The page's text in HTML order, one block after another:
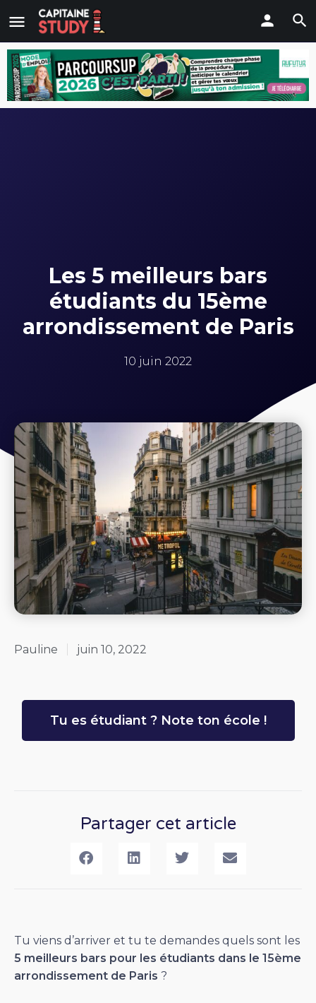
Les 5 meilleurs bars
étudiants du 15ème
arrondissement de Paris
10 juin 2022
Pauline juin 10, 2022
Tu es étudiant ? Note ton école !
Partager cet article
Tu viens d’arriver et tu te demandes quels sont les
5 meilleurs bars pour les étudiants dans le 15ème
arrondissement de Paris ?